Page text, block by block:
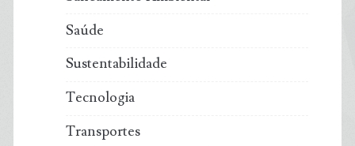
Saúde
Sustentabilidade
Tecnologia
Transportes